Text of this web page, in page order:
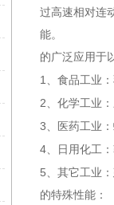
过高速相对连
能。
的广泛应用于
1 、食品工业
2、化学工业
3、医药工业
4、日用化工
5、其它工业
的特殊性能：